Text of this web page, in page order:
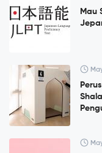
Mau